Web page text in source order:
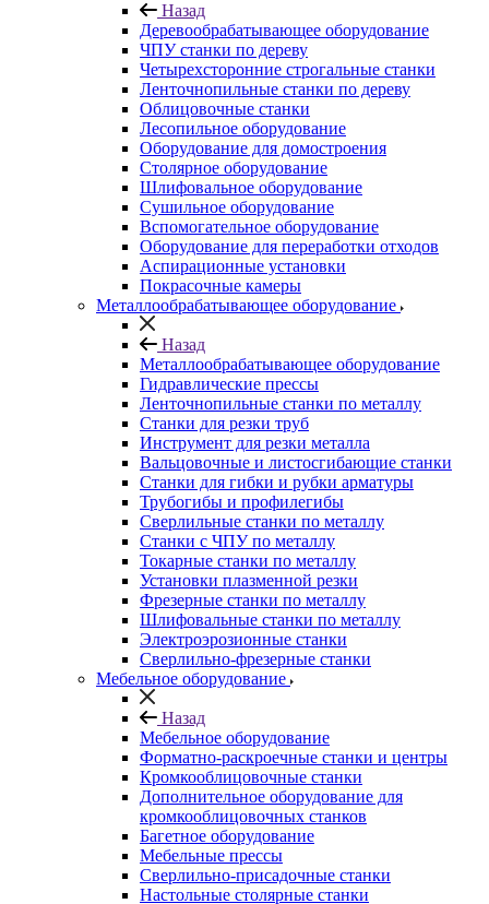
Назад
Деревообрабатывающее оборудование
ЧПУ станки по дереву
Четырехсторонние строгальные станки
Ленточнопильные станки по дереву
Облицовочные станки
Лесопильное оборудование
Оборудование для домостроения
Столярное оборудование
Шлифовальное оборудование
Сушильное оборудование
Вспомогательное оборудование
Оборудование для переработки отходов
Аспирационные установки
Покрасочные камеры
Металлообрабатывающее оборудование
Назад
Металлообрабатывающее оборудование
Гидравлические прессы
Ленточнопильные станки по металлу
Станки для резки труб
Инструмент для резки металла
Вальцовочные и листосгибающие станки
Станки для гибки и рубки арматуры
Трубогибы и профилегибы
Сверлильные станки по металлу
Станки с ЧПУ по металлу
Токарные станки по металлу
Установки плазменной резки
Фрезерные станки по металлу
Шлифовальные станки по металлу
Электроэрозионные станки
Сверлильно-фрезерные станки
Мебельное оборудование
Назад
Мебельное оборудование
Форматно-раскроечные станки и центры
Кромкооблицовочные станки
Дополнительное оборудование для
кромкооблицовочных станков
Багетное оборудование
Мебельные прессы
Сверлильно-присадочные станки
Настольные столярные станки